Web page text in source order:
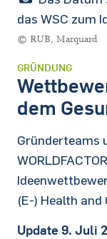
das WSC zum
© RUB, Marquard
GRÜNDUNG
dem
Gründerteams
(E-) Health and
Update 9. Juli